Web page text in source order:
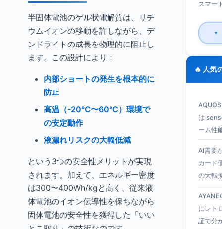
半固体電池のゲル状電解質は、リチ
ウムイオンの移動を許しながら、デ
ンドライトの成長を物理的に阻止し
ます。この設計により：
内部ショートの発生を根本的に
防止
高温（-20℃〜60℃）環境で
の安定動作
液漏れリスクの大幅低減
という3つの安全性メリットが実現
されます。加えて、エネルギー密度
は300〜400Wh/kgと高く、従来液
体電池のイオン伝導性を保ちながら
固体電池の安全性を獲得した「いい
スマー
▼
🔥 人気
は
ーム性
AI需要
カード
の大転
にレト
証で分